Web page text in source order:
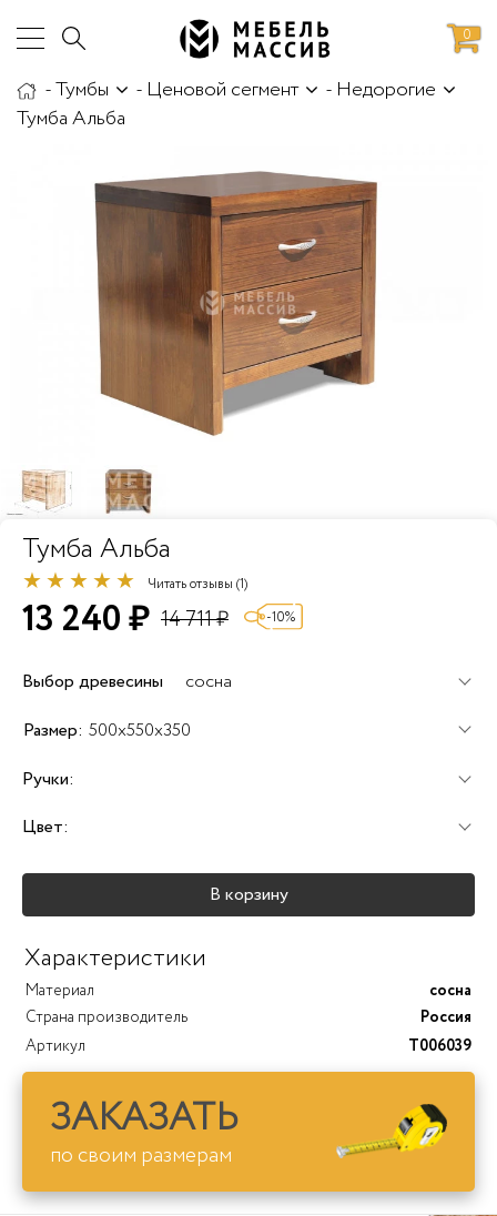
Доставка и сборка
0
-Тумбы - Ценовой сегмент - Недорогие
Тумба Альба
Тумба Альба
Читать отзывы (1)
13 240 ₽ 14 711 ₽ -10%
Выбор древесины сосна
Размер: 500x550x350
Ручки:
Цвет:
В корзину
Характеристики
Материал
сосна
Страна производитель
Россия
Артикул
T006039
ЗАКАЗАТЬ
по своим размерам